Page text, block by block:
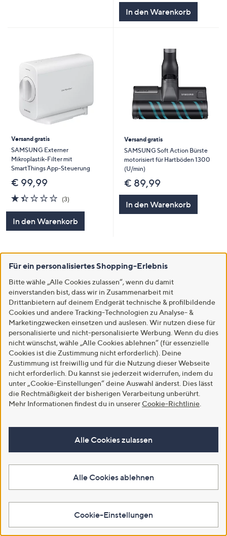
In den Warenkorb
Versand gratis
SAMSUNG Externer
Mikroplastik-Filter mit
SmartThings App-Steuerung
€ 99,99
1.3
von
(3)3
In den Warenkorb
Versand gratis
SAMSUNG Soft Action Bürste
motorisiert für Hartböden 1300
(U/min)
€ 89,99
In den Warenkorb
1
Ausgewählt für dich
Mehr sehen
SHARK FA300EU
Ventilator FlexBreeze
SHARK ChillPill
FA025EU Mini
€ 159,99
DYSON
Für ein personalisiertes Shopping-Erlebnis
Bitte wähle „Alle Cookies zulassen“, wenn du damit
einverstanden bist, dass wir in Zusammenarbeit mit
Drittanbietern auf deinem Endgerät technische & profilbildende
Cookies und andere Tracking-Technologien zu Analyse- &
Marketingzwecken einsetzen und auslesen. Wir nutzen diese für
personalisierte und nicht-personalisierte Werbung. Wenn du dies
nicht wünschst, wähle „Alle Cookies ablehnen“ (für essenzielle
Cookies ist die Zustimmung nicht erforderlich). Deine
Zustimmung ist freiwillig und für die Nutzung dieser Webseite
nicht erforderlich. Du kannst sie jederzeit widerrufen, indem du
unter „Cookie-Einstellungen“ deine Auswahl änderst. Dies lässt
die Rechtmäßigkeit der bisherigen Verarbeitung unberührt.
Mehr Informationen findest du in unserer Cookie-Richtlinie
Alle Cookies zulassen
Alle Cookies ablehnen
Cookie-Einstellungen